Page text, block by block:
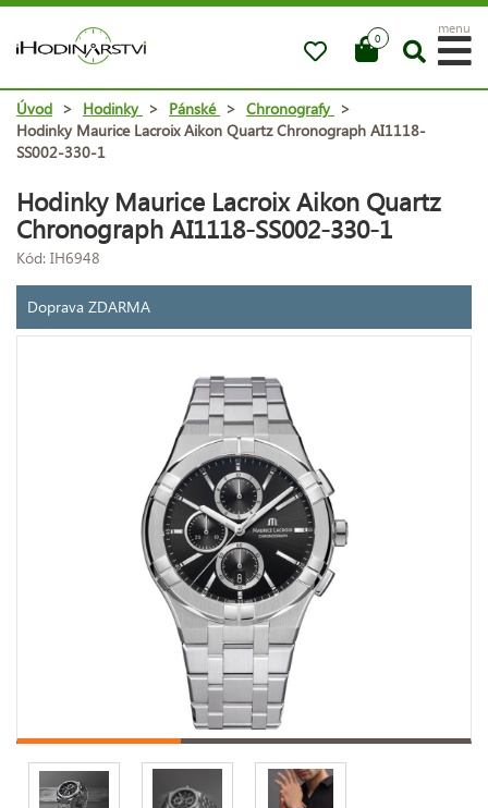
0
menu
Úvod > Hodinky > Pánské > Chronografy >
Hodinky Maurice Lacroix Aikon Quartz Chronograph AI1118-
SS002-330-1
Hodinky Maurice Lacroix Aikon Quartz
Chronograph AI1118-SS002-330-1
Kód: IH6948
Doprava ZDARMA